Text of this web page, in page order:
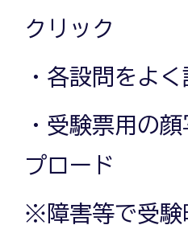
クリック
・各設問をよ
・受験票用の
プロード
※障害等で受験